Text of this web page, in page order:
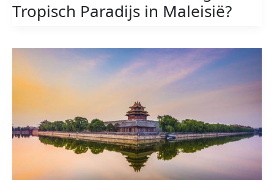
Paradijs
Tropisch Paradijs in Maleisië?